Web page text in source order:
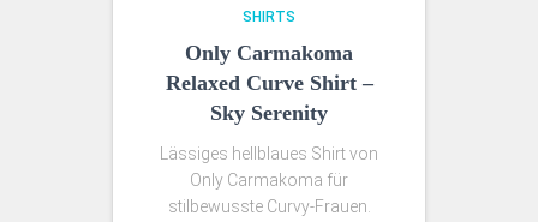
SHIRTS
Only Carmakoma
Relaxed Curve Shirt –
Sky Serenity
Lässiges hellblaues Shirt von
Only Carmakoma für
stilbewusste Curvy‑Frauen.